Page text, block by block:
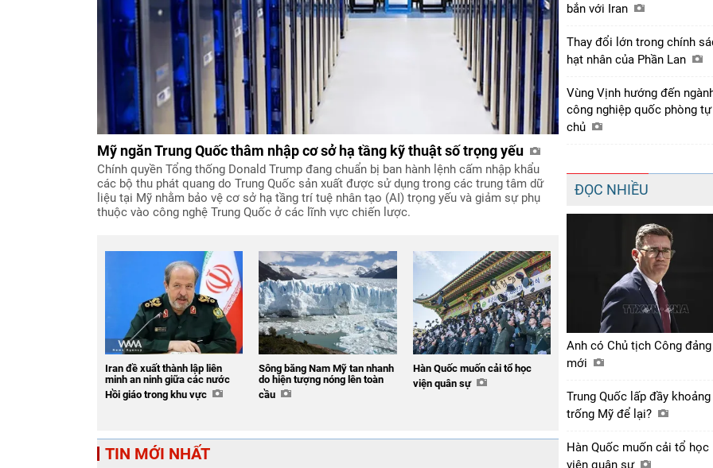
Mỹ ngăn Trung Quốc thâm nhập cơ sở hạ tầng kỹ thuật số trọng yếu
Chính quyền Tổng thống Donald Trump đang chuẩn bị ban hành lệnh cấm nhập khẩu
các bộ thu phát quang do Trung Quốc sản xuất được sử dụng trong các trung tâm dữ
liệu tại Mỹ nhằm bảo vệ cơ sở hạ tầng trí tuệ nhân tạo (AI) trọng yếu và giảm sự phụ
thuộc vào công nghệ Trung Quốc ở các lĩnh vực chiến lược.
Iran đề xuất thành lập liên
minh an ninh giữa các nước
Hồi giáo trong khu vực
Sông băng Nam Mỹ tan nhanh
do hiện tượng nóng lên toàn
cầu
Hàn Quốc muốn cải tổ học
viện quân sự
TIN MỚI NHẤT
bắn với Iran
Thay đổi lớn trong chính
hạt nhân của Phần Lan
Vùng Vịnh hướng đến
công nghiệp quốc phòng tự
chủ
ĐỌC NHIỀU
Anh có Chủ tịch Công đảng
mới
Trung Quốc lấp đầy khoảng
trống Mỹ để lại?
Hàn Quốc muốn cải tổ học
viện quân sự